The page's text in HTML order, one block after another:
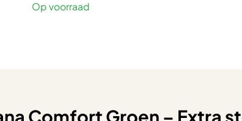
Op voorraad
Comfort Groen – Extra